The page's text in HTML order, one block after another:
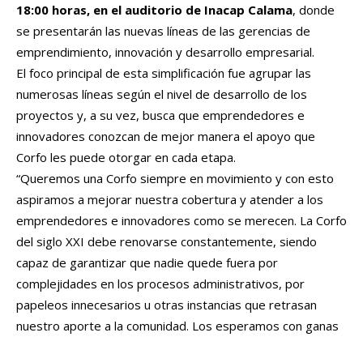
18:00 horas, en el auditorio de Inacap Calama, donde
se presentarán las nuevas líneas de las gerencias de
emprendimiento, innovación y desarrollo empresarial.
El foco principal de esta simplificación fue agrupar las
numerosas líneas según el nivel de desarrollo de los
proyectos y, a su vez, busca que emprendedores e
innovadores conozcan de mejor manera el apoyo que
Corfo les puede otorgar en cada etapa.
“Queremos una Corfo siempre en movimiento y con esto
aspiramos a mejorar nuestra cobertura y atender a los
emprendedores e innovadores como se merecen. La Corfo
del siglo XXI debe renovarse constantemente, siendo
capaz de garantizar que nadie quede fuera por
complejidades en los procesos administrativos, por
papeleos innecesarios u otras instancias que retrasan
nuestro aporte a la comunidad. Los esperamos con ganas